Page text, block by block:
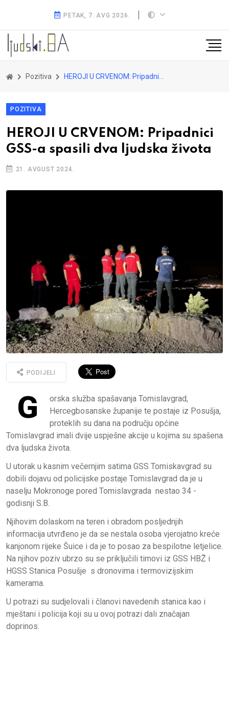
PETAK, 7. AVG 2026.
Pozitiva HEROJI U CRVENOM: Pripadnici GSS-a spasili dva ljudska života
POZITIVA
HEROJI U CRVENOM: Pripadnici
GSS-a spasili dva ljudska života
21. AVGUST 2024.
PODIJELI
G
orska služba spašavanja Tomislavgrad,
Hercegbosanske županije te postaje iz Posušja,
proteklih su dana na području općine
Tomislavgrad imali dvije uspješne akcije u kojima su spašena
dva ljudska života.
U utorak u kasnim večernjim satima GSS Tomiskavgrad su
dobili dojavu od policijske postaje Tomislavgrad da je u
naselju Mokronoge pored Tomislavgrada nestao 34 -
godisnji S.B.
Njihovim dolaskom na teren i obradom posljednjih
informacija utvrđeno je da se nestala osoba vjerojatno kreće
kanjonom rijeke Šuice i da je to posao za bespilotne letjelice.
Na njihov poziv ubrzo su se priključili timovi iz GSS HBẒ̌ i
HGSS Stanica Posušje s dronovima i termovizijskim
kamerama.
U potrazi su sudjelovali i članovi navedenih stanica kao i
mještani i policija koji su u ovoj potrazi dali značajan
doprinos.